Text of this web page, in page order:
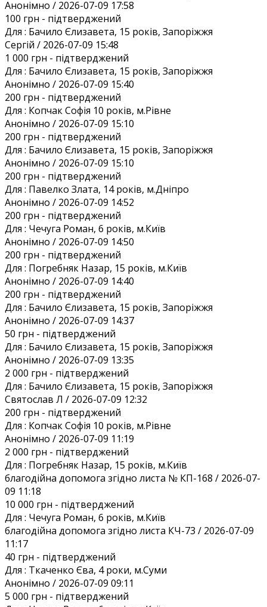
Анонiмно / 2026-07-09 17:58
100 грн - підтверджений
Для : Бачило Єлизавета, 15 років, Запоріжжя
Сергій / 2026-07-09 15:48
1 000 грн - підтверджений
Для : Бачило Єлизавета, 15 років, Запоріжжя
Анонiмно / 2026-07-09 15:40
200 грн - підтверджений
Для : Копчак Софія 10 років, м.Рівне
Анонiмно / 2026-07-09 15:10
200 грн - підтверджений
Для : Бачило Єлизавета, 15 років, Запоріжжя
Анонiмно / 2026-07-09 15:10
200 грн - підтверджений
Для : Павелко Злата, 14 років, м.Дніпро
Анонiмно / 2026-07-09 14:52
200 грн - підтверджений
Для : Чечуга Роман, 6 років, м.Київ
Анонiмно / 2026-07-09 14:50
200 грн - підтверджений
Для : Погребняк Назар, 15 років, м.Київ
Анонiмно / 2026-07-09 14:40
200 грн - підтверджений
Для : Бачило Єлизавета, 15 років, Запоріжжя
Анонiмно / 2026-07-09 14:37
50 грн - підтверджений
Для : Бачило Єлизавета, 15 років, Запоріжжя
Анонiмно / 2026-07-09 13:35
2 000 грн - підтверджений
Для : Бачило Єлизавета, 15 років, Запоріжжя
Святослав Л / 2026-07-09 12:32
200 грн - підтверджений
Для : Копчак Софія 10 років, м.Рівне
Анонiмно / 2026-07-09 11:19
2 000 грн - підтверджений
Для : Погребняк Назар, 15 років, м.Київ
благодійна допомога згідно листа № КП-168 / 2026-07-
09 11:18
10 000 грн - підтверджений
Для : Чечуга Роман, 6 років, м.Київ
благодійна допомога згідно листа КЧ-73 / 2026-07-09
11:17
40 грн - підтверджений
Для : Ткаченко Єва, 4 роки, м.Суми
Анонiмно / 2026-07-09 09:11
5 000 грн - підтверджений